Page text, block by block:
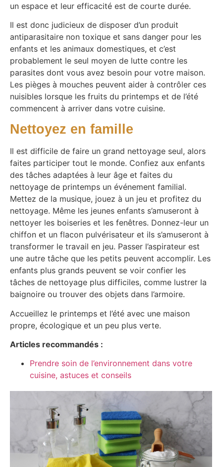
un espace et leur efficacité est de courte durée.
Il est donc judicieux de disposer d’un produit
antiparasitaire non toxique et sans danger pour les
enfants et les animaux domestiques, et c’est
probablement le seul moyen de lutte contre les
parasites dont vous avez besoin pour votre maison.
Les pièges à mouches peuvent aider à contrôler ces
nuisibles lorsque les fruits du printemps et de l’été
commencent à arriver dans votre cuisine.
Nettoyez en famille
Il est difficile de faire un grand nettoyage seul, alors
faites participer tout le monde. Confiez aux enfants
des tâches adaptées à leur âge et faites du
nettoyage de printemps un événement familial.
Mettez de la musique, jouez à un jeu et profitez du
nettoyage. Même les jeunes enfants s’amuseront à
nettoyer les boiseries et les fenêtres. Donnez-leur un
chiffon et un flacon pulvérisateur et ils s’amuseront à
transformer le travail en jeu. Passer l’aspirateur est
une autre tâche que les petits peuvent accomplir. Les
enfants plus grands peuvent se voir confier les
tâches de nettoyage plus difficiles, comme lustrer la
baignoire ou trouver des objets dans l’armoire.
Accueillez le printemps et l’été avec une maison
propre, écologique et un peu plus verte.
Articles recommandés :
Prendre soin de l’environnement dans votre
cuisine, astuces et conseils